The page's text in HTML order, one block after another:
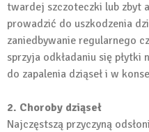
twardej szczoteczki lub zbyt
prowadzić do uszkodzenia
zaniedbywanie regularnego
sprzyja odkładaniu się
do zapalenia dziąseł i w
2. Choroby dziąseł
Najczęstszą przyczyną